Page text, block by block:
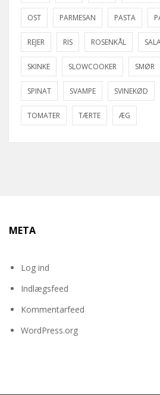
OST PARMESAN PASTA
REJER RIS ROSENKÅL
SKINKE SLOWCOOKER SMØR
SPINAT SVAMPE SVINEKØD
TOMATER TÆRTE ÆG
META
Log ind
Indlægsfeed
Kommentarfeed
WordPress.org